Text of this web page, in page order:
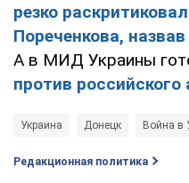
резко
Пореченкова,
А в МИД Украины
против российского
Украина Донецк Война в
Редакционная политика